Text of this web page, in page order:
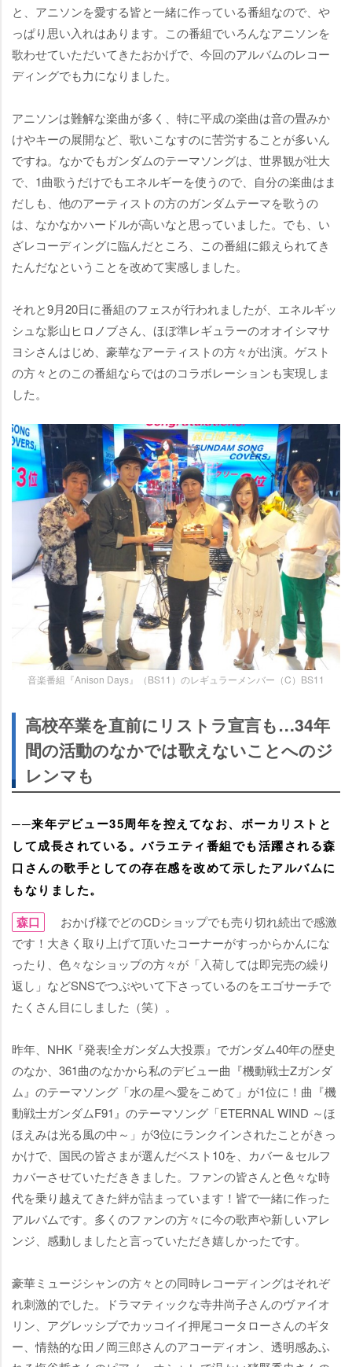
と、アニソンを愛する皆と一緒に作っている番組なので、
っぱり思い入れはあります。この番組でいろんなアニソンを
歌わせていただいてきたおかげで、今回のアルバムのレコー
ディングでも力になりました。
アニソンは難解な楽曲が多く、特に平成の楽曲は音の畳みか
けやキーの展開など、歌いこなすのに苦労することが多いん
ですね。なかでもガンダムのテーマソングは、世界観が壮大
で、1曲歌うだけでもエネルギーを使うので、自分の楽曲はま
だしも、他のアーティストの方のガンダムテーマを歌うの
は、なかなかハードルが高いなと思っていました。でも、い
ざレコーディングに臨んだところ、この番組に鍛えられてき
たんだなということを改めて実感しました。
それと9月20日に番組のフェスが行われましたが、エネルギッ
シュな影山ヒロノブさん、ほぼ準レギュラーのオオイシマサ
ヨシさんはじめ、豪華なアーティストの方々が出演。ゲスト
の方々とのこの番組ならではのコラボレーションも実現しま
した。
音楽番組『Anison Days』（BS11）のレギュラーメンバー（C）BS11
高校卒業を直前にリストラ宣言も…34年
間の活動のなかでは歌えないことへのジ
レンマも
──来年デビュー35周年を控えてなお、ボーカリストと
して成長されている。バラエティ番組でも活躍される森
口さんの歌手としての存在感を改めて示したアルバムに
もなりました。
森口
おかげ様でどのCDショップでも売り切れ続出で感激
です！大きく取り上げて頂いたコーナーがすっからかんにな
ったり、色々なショップの方々が「入荷しては即完売の繰り
返し」などSNSでつぶやいて下さっているのをエゴサーチで
たくさん目にしました（笑）。
昨年、NHK『発表!全ガンダム大投票』でガンダム40年の歴史
のなか、361曲のなかから私のデビュー曲『機動戦士Ζガンダ
ム』のテーマソング「水の星へ愛をこめて」が1位に！曲『機
動戦士ガンダムF91』のテーマソング「ETERNAL WIND ～ほ
ほえみは光る風の中～」が3位にランクインされたことがきっ
かけで、国民の皆さまが選んだベスト10を、カバー＆セルフ
カバーさせていただききました。ファンの皆さんと色々な時
代を乗り越えてきた絆が詰まっています！皆で一緒に作った
アルバムです。多くのファンの方々に今の歌声や新しいアレ
ンジ、感動しましたと言っていただき嬉しかったです。
豪華ミュージシャンの方々との同時レコーディングはそれぞ
れ刺激的でした。ドラマティックな寺井尚子さんのヴァイオ
リン、アグレッシブでカッコイイ押尾コータローさんのギタ
ー、情熱的な田ノ岡三郎さんのアコーディオン、透明感あふ